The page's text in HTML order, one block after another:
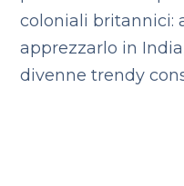
coloniali britannici:
apprezzarlo in
divenne trendy